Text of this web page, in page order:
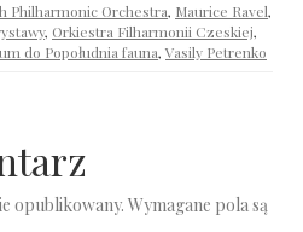
Philharmonic Orchestra, Maurice Ravel,
, Orkiestra Filharmonii Czeskiej,
do Popołudnia fauna, Vasily Petrenko
opublikowany. Wymagane pola są